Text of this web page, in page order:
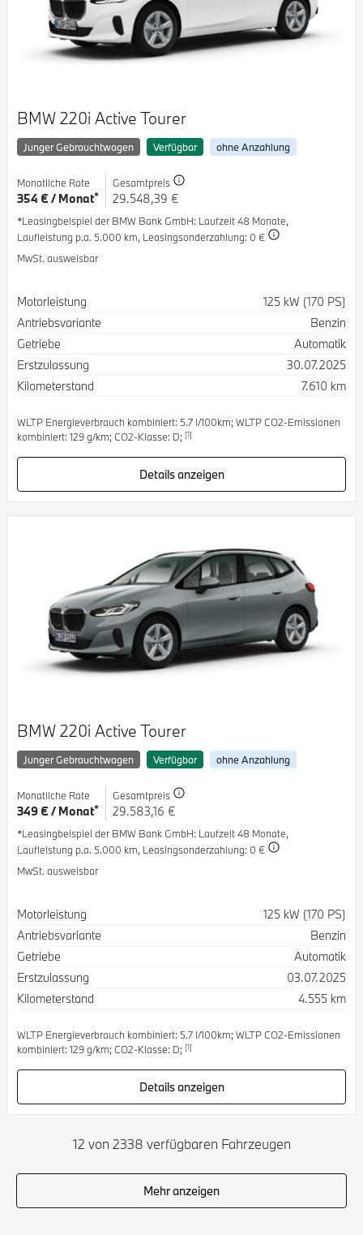
BMW 220i Active Tourer
Junger Gebrauchtwagen Verfügbar ohne Anzahlung
Monatliche Rate
354 € / Monat*
Gesamtpreis
29.548,39 €
*Leasingbeispiel der BMW Bank GmbH: Laufzeit 48 Monate,
Laufleistung p.a. 5.000 km, Leasingsonderzahlung: 0 €
MwSt. ausweisbar
Spezifikation
Motorleistung
125 kW (170 PS)
Antriebsvariante
Benzin
Getriebe
Automatik
Erstzulassung
30.07.2025
Kilometerstand
7.610 km
WLTP Energieverbrauch kombiniert: 5.7 l/100km; WLTP CO2-Emissionen
kombiniert: 129 g/km; CO2-Klasse: D; [1]
Details anzeigen
BMW 220i Active Tourer
Junger Gebrauchtwagen Verfügbar ohne Anzahlung
Monatliche Rate
349 € / Monat*
Gesamtpreis
29.583,16 €
*Leasingbeispiel der BMW Bank GmbH: Laufzeit 48 Monate,
Laufleistung p.a. 5.000 km, Leasingsonderzahlung: 0 €
MwSt. ausweisbar
Spezifikation
Motorleistung
125 kW (170 PS)
Antriebsvariante
Benzin
Getriebe
Automatik
Erstzulassung
03.07.2025
Kilometerstand
4.555 km
WLTP Energieverbrauch kombiniert: 5.7 l/100km; WLTP CO2-Emissionen
kombiniert: 129 g/km; CO2-Klasse: D; [1]
Details anzeigen
12 von 2338 verfügbaren Fahrzeugen
Mehr anzeigen